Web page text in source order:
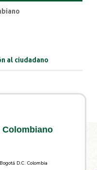
al ciudadano
D.C. Colombia